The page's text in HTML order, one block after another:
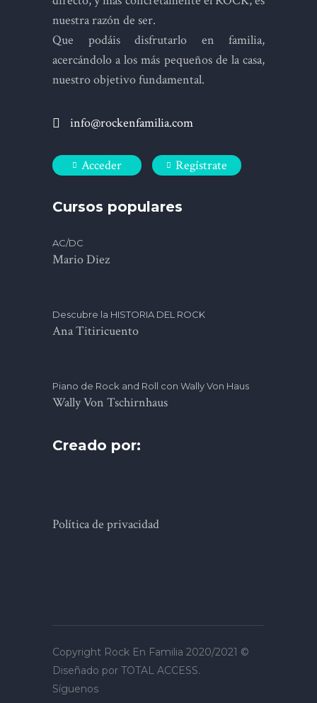
nuestra razón de ser.
Que podáis disfrutarlo en familia,
acercándolo a los más pequeños de la casa,
nuestro objetivo fundamental.
info@rockenfamilia.com
Acceder Regístrate
Cursos populares
AC/DC
Mario Diez
Descubre la HISTORIA DEL ROCK
Ana Titiricuento
Piano de Rock and Roll con Wally Von Haus
Wally Von Tschirnhaus
Creado por:
Política de privacidad
Copyright Rock En Familia 2020/2021 ©
Diseñado por TOTAL ACCESS.
Síguenos